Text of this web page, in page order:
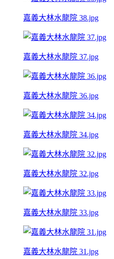
嘉義大林水龍院 38.jpg
嘉義大林水龍院 37.jpg
嘉義大林水龍院 36.jpg
嘉義大林水龍院 34.jpg
嘉義大林水龍院 32.jpg
嘉義大林水龍院 33.jpg
嘉義大林水龍院 31.jpg